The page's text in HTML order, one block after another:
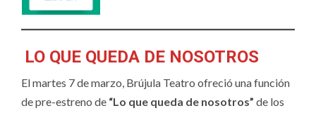
LO QUE QUEDA DE NOSOTROS
El martes 7 de marzo, Brújula Teatro ofreció una función
de pre-estreno de “Lo que queda de nosotros” de los